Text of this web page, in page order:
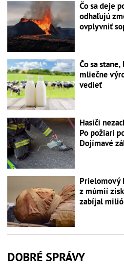
Čo sa deje
odhaľujú
ovplyvniť
Čo sa
mliečne
vedieť
Hasiči
Po požiari
Dojímavé
Prielomový
z múmií
zabíjal
DOBRÉ SPRÁVY